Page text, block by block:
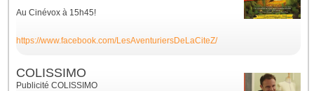
Au Cinévox à 15h45!
https://www.facebook.com/LesAventuriersDeLaCiteZ/
COLISSIMO
Publicité COLISSIMO